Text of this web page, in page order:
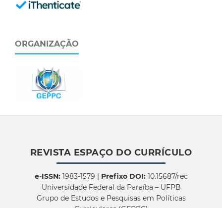
ORGANIZAÇÃO
REVISTA ESPAÇO DO CURRÍCULO
e-ISSN:1983-1579 | Prefixo DOI:10.15687/rec
Universidade Federal da Paraíba – UFPB
Grupo de Estudos e Pesquisas em Políticas